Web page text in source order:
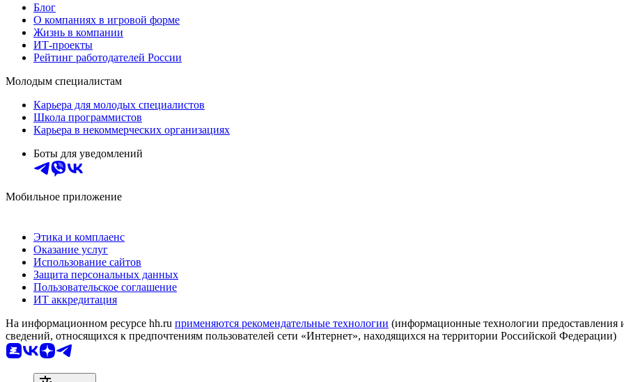
Блог
О компаниях в игровой форме
Жизнь в компании
ИТ-проекты
Рейтинг работодателей России
Молодым специалистам
Карьера для молодых специалистов
Школа программистов
Карьера в некоммерческих организациях
Боты для уведомлений
Мобильное приложение
Этика и комплаенс
Оказание услуг
Использование сайтов
Защита персональных данных
Пользовательское соглашение
ИТ аккредитация
На информационном ресурсе hh.ru применяются рекомендательные технологии (информационные технологии предоставления
сведений, относящихся к предпочтениям пользователей сети «Интернет», находящихся на территории Российской Федерации)